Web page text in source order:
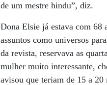
de um mestre hindu”, diz.
Dona Elsie já estava com 68
assuntos como universos
da revista, reservava as
mulher muito interessante,
avisou que teriam de 15 a